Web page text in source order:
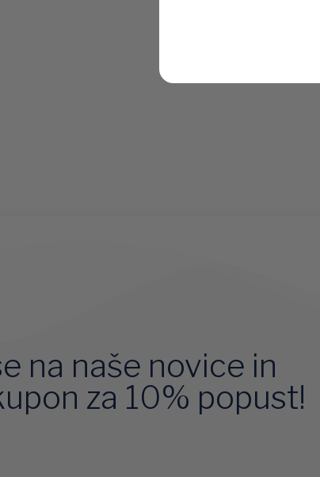
na naše novice in
za 10% popust!